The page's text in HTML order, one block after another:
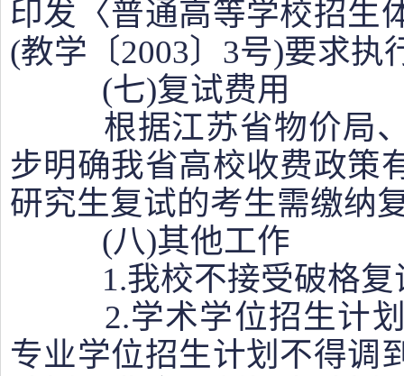
印发〈普通高等学校招生
(教学〔2003〕3号)要求执
(七)复试费用
根据江苏省物价局、
步明确我省高校收费政策
研究生复试的考生需缴纳
(八)其他工作
1.我校不接受破格复
2.学术学位招生计划
专业学位招生计划不得调